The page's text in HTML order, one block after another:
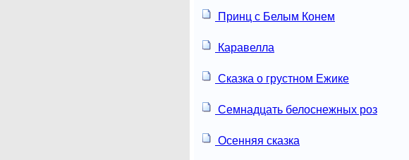
Принц с Белым Конем
Каравелла
Сказка о грустном Ежике
Семнадцать белоснежных роз
Осенняя сказка